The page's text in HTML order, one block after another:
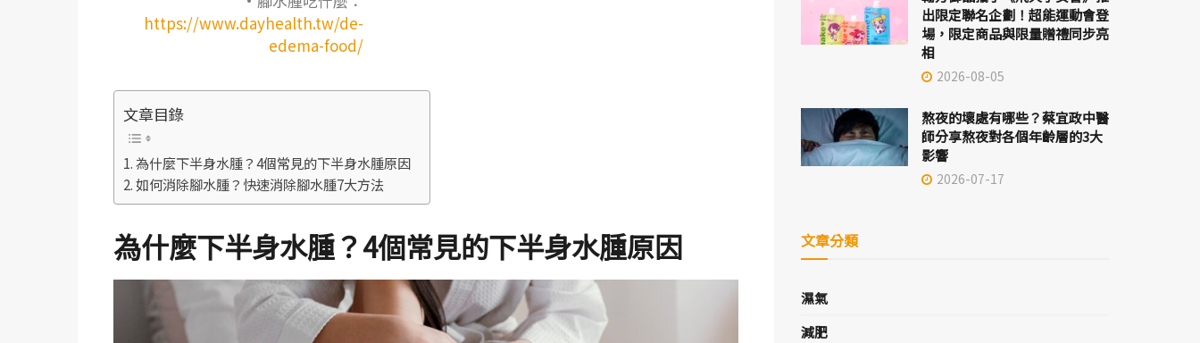
https://www.dayhealth.tw/de-
edema-food/
文章目錄
為什麼下半身水腫？4個常見的下半身水腫原因
如何消除腳水腫？快速消除腳水腫7大方法
為什麼下半身水腫？4個常見的下半身水腫原因
出限定聯名企劃！超能運動會登
場，限定商品與限量贈禮同步亮
相
2026-08-05
熬夜的壞處有哪些？蔡宜政中醫
師分享熬夜對各個年齡層的3大
影響
2026-07-17
文章分類
濕氣
減肥